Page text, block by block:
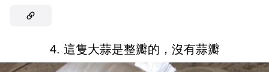
4. 這隻大蒜是整瓣的，沒有蒜瓣